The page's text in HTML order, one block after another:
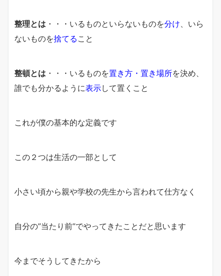
整理とは ・・・いるものといらないものを分け 、いら
ないものを捨てる こと
整頓とは ・・・いるものを置き方・置き場所を決め、
誰でも分かるように表示して置くこと
これが僕の基本的な定義です
この２つは生活の一部として
小さい頃から親や学校の先生から言われて仕方なく
自分の”当たり前”でやってきたことだと思います
今までそうしてきたから